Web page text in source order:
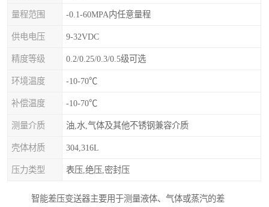
量程范围 -0.1-60MPA内任意量程
供电电压 9-32VDC
精度等级 0.2/0.25/0.3/0.5级可选
环境温度 -10-70℃
补偿温度 -10-70℃
测量介质 油,水,气体及其他不锈钢兼容介质
壳体材质 304,316L
压力类型 表压,绝压,密封压
智能差压变送器主要用于测量液体、气体或蒸汽的差